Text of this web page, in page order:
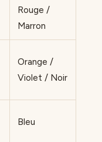
Rouge /
Marron
Orange /
Violet / Noir
Bleu